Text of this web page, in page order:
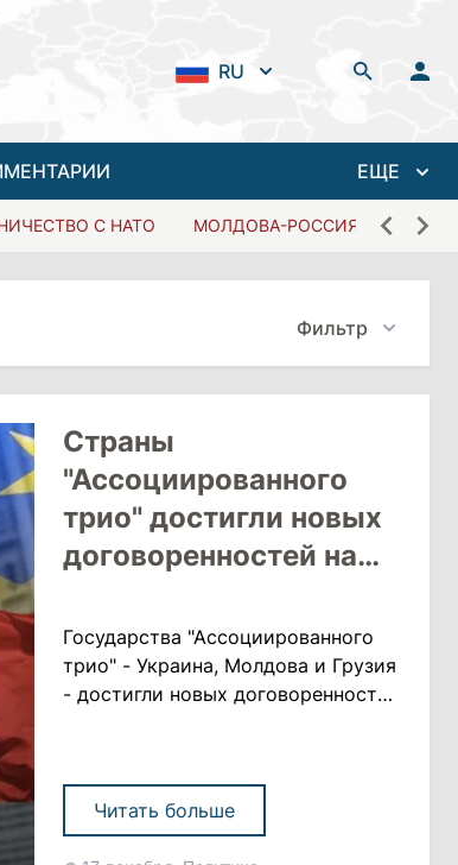
RU
ЕЩЕ
С НАТО МОЛДОВА-РОССИЯ
Фильтр
Страны
"Ассоциированного
трио" достигли новых
договоренностей на
Государства "Ассоциированного
трио" - Украина, Молдова и Грузия
- достигли новых договоренностей
Согласно публикации, президенты
Украины и Молдовы, а также
премьер-министр Грузии
Читать больше